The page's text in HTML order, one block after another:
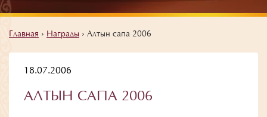
Главная › Награды › Алтын сапа 2006
18.07.2006
АЛТЫН САПА 2006